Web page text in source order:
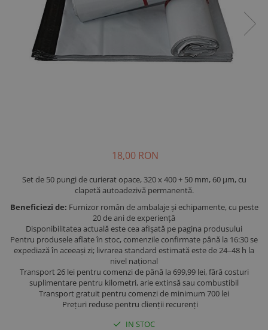
18,00 RON
Set de 50 pungi de curierat opace, 320 x 400 + 50 mm, 60 µm, cu
clapetă autoadezivă permanentă.
Beneficiezi de: Furnizor român de ambalaje și echipamente, cu peste
20 de ani de experiență
Disponibilitatea actuală este cea afișată pe pagina produsului
Pentru produsele aflate în stoc, comenzile confirmate până la 16:30 se
expediază în aceeași zi; livrarea standard estimată este de 24–48 h la
nivel național
Transport 26 lei pentru comenzi de până la 699,99 lei, fără costuri
suplimentare pentru kilometri, arie extinsă sau combustibil
Transport gratuit pentru comenzi de minimum 700 lei
Prețuri reduse pentru clienții recurenți
IN STOC